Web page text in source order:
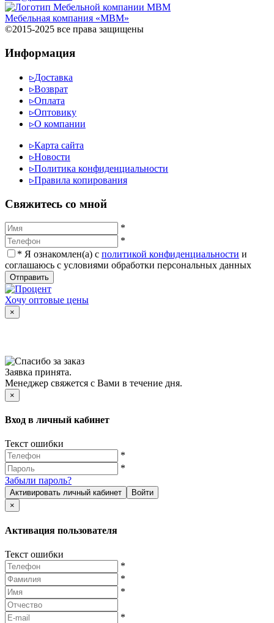
Мебельная компания «МВМ»
©2015-2025 все права защищены
Информация
▹Доставка
▹Возврат
▹Оплата
▹Оптовику
▹О компании
▹Карта сайта
▹Новости
▹Политика конфиденциальности
▹Правила копирования
Cвяжитесь со мной
*
*
* Я ознакомлен(а) с политикой конфиденциальности и
соглашаюсь с условиями обработки персональных данных
Отправить
Хочу оптовые цены
×
Заявка принята.
Менеджер свяжется с Вами в течение дня.
×
Вход в личный кабинет
Текст ошибки
*
*
Забыли пароль?
Активировать личный кабинет
Войти
×
Активация пользователя
Текст ошибки
*
*
*
*